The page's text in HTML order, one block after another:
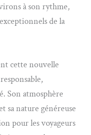
à son rythme,
de la
cette nouvelle
Son atmosphère
sa nature généreuse
pour les voyageurs